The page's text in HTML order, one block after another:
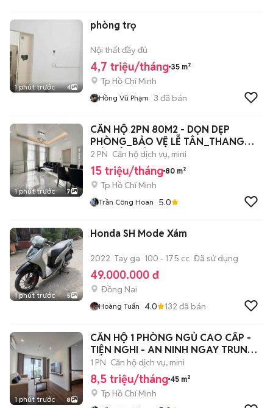
1 phút trước 4
phòng trọ
Nội thất đầy đủ
4,7 triệu/tháng 35 m²
Tp Hồ Chí Minh
Hồng Vũ Phạm 3 đã bán
1 phút trước 7
CĂN HỘ 2PN 80M2 - DỌN DẸP
PHÒNG_BẢO VỆ LỄ TÂN_THANG
MÁY ĐẦY ĐỦ_NGAY Q1
2 PN Căn hộ dịch vụ, mini
15 triệu/tháng 80 m²
Tp Hồ Chí Minh
Trần Công Hoan 5.0
1 phút trước 5
Honda SH Mode Xám
2022 Tay ga 100 - 175 cc Đã sử dụng
49.000.000 đ
Đồng Nai
Hoàng Tuấn 4.0 132 đã bán
1 phút trước 8
CĂN HỘ 1 PHÒNG NGỦ CAO CẤP -
TIỆN NGHI - AN NINH NGAY TRUNG
TÂM QUẬN 3
1 PN Căn hộ dịch vụ, mini
8,5 triệu/tháng 45 m²
Tp Hồ Chí Minh